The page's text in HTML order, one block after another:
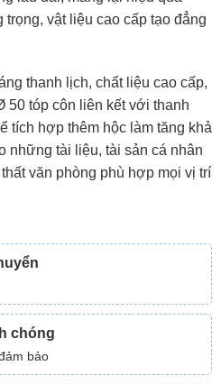
trọng, vật liệu cao cấp tạo đẳng
thanh lịch, chất liệu cao cấp,
50 tóp côn liên kết với thanh
tích hợp thêm hộc làm tăng khả
những tài liệu, tài sản cá nhân
văn phòng phù hợp mọi vị trí
chóng
bảo